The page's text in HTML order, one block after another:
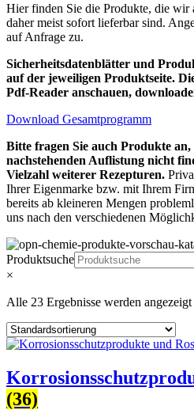
Hier finden Sie die Produkte, die wir
daher meist sofort lieferbar sind.
auf Anfrage zu.
Sicherheitsdatenblätter und
auf der jeweiligen Produktseite.
Pdf-Reader anschauen,
Download Gesamtprogramm
Bitte fragen Sie auch Produkte an,
nachstehenden Auflistung nicht
Vielzahl weiterer Rezepturen.
Ihrer Eigenmarke bzw. mit Ihrem
bereits ab kleineren Mengen
uns nach den verschiedenen
Produktsuche
×
Alle 23 Ergebnisse werden angezeigt
(36)